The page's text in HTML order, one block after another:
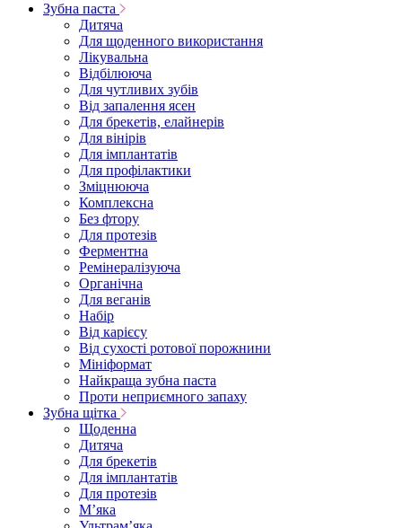
Зубна паста
Дитяча
Для щоденного використання
Лікувальна
Відбілююча
Для чутливих зубів
Від запалення ясен
Для брекетів, елайнерів
Для вінірів
Для імплантатів
Для профілактики
Зміцнююча
Комплексна
Без фтору
Для протезів
Ферментна
Ремінералізуюча
Органічна
Для веганів
Набір
Від карієсу
Від сухості ротової порожнини
Мініформат
Найкраща зубна паста
Проти неприємного запаху
Зубна щітка
Щоденна
Дитяча
Для брекетів
Для імплантатів
Для протезів
Мʼяка